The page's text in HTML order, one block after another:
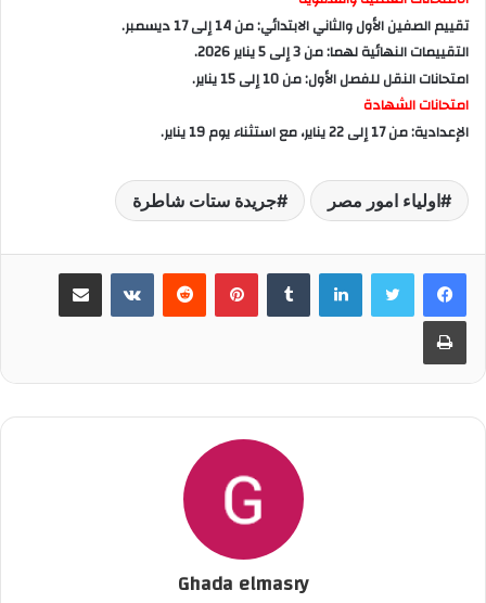
تقييم الصفين الأول والثاني الابتدائي: من 14 إلى 17 ديسمبر.
التقييمات النهائية لهما: من 3 إلى 5 يناير 2026.
امتحانات النقل للفصل الأول: من 10 إلى 15 يناير.
امتحانات الشهادة
الإعدادية: من 17 إلى 22 يناير، مع استثناء يوم 19 يناير.
اولياء امور مصر جريدة ستات شاطرة
لينكدإن بينتيريست
Ghada elmasry